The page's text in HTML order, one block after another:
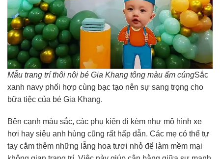
Mẫu trang trí thôi nôi bé Gia Khang tông màu ấm cúngSắc
xanh navy phối hợp cùng bạc tạo nên sự sang trọng cho
bữa tiệc của bé Gia Khang.
Bên cạnh màu sắc, các phụ kiện đi kèm như mô hình xe
hơi hay siêu anh hùng cũng rất hấp dẫn. Các mẹ có thể tự
tay cắm thêm những lẵng hoa tươi nhỏ để làm mềm mại